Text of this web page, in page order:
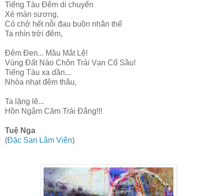
Tiếng Tàu Đêm di chuyển
Xé màn sương,
Có chở hết nỗi đau buồn nhân thế
Ta nhìn trời đêm,
Đêm Đen... Mầu Mắt Lệ!
Vùng Đất Nào Chôn Trái Vạn Cổ Sầu!
Tiếng Tàu xa dần...
Nhòa nhạt đêm thâu,
Ta lặng lẽ...
Hồn Ngậm Căm Trái Đắng!!!
Tuệ Nga
(Đặc San Lâm Viên)